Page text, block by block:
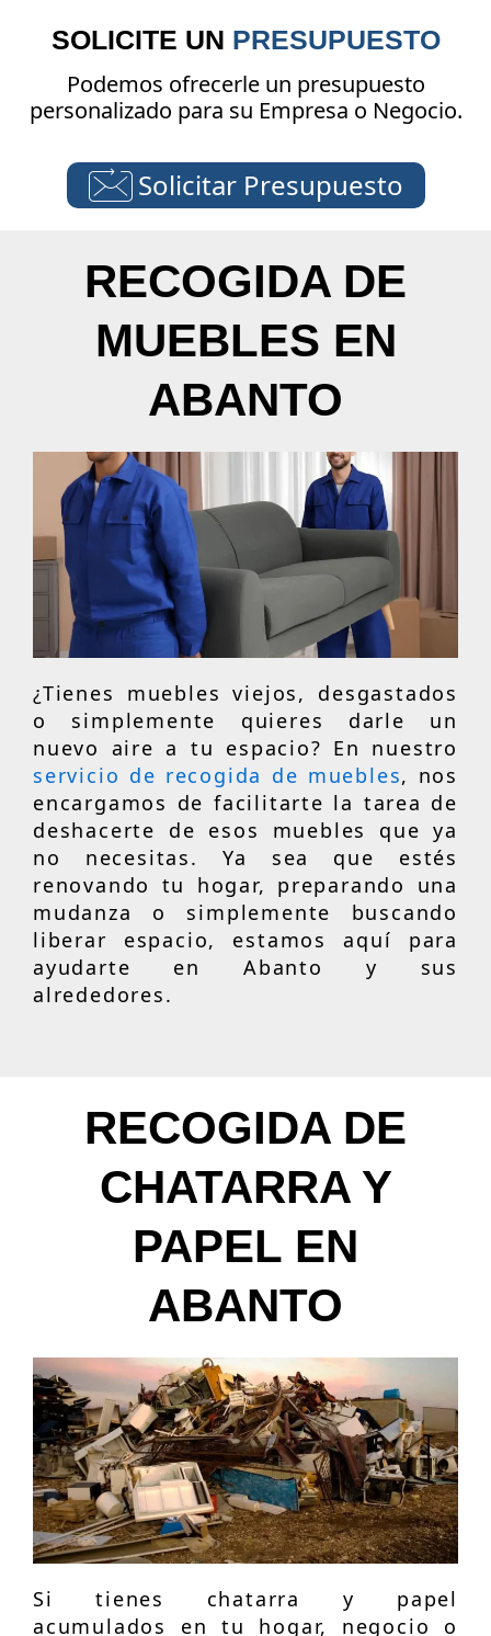
SOLICITE UN PRESUPUESTO
Podemos ofrecerle un presupuesto
personalizado para su Empresa o Negocio.
Solicitar Presupuesto
RECOGIDA DE
MUEBLES EN
ABANTO
¿Tienes muebles viejos, desgastados
o simplemente quieres darle un
nuevo aire a tu espacio? En nuestro
servicio de recogida de muebles, nos
encargamos de facilitarte la tarea de
deshacerte de esos muebles que ya
no necesitas. Ya sea que estés
renovando tu hogar, preparando una
mudanza o simplemente buscando
liberar espacio, estamos aquí para
ayudarte en Abanto y sus
alrededores.
RECOGIDA DE
CHATARRA Y
PAPEL EN
ABANTO
Si tienes chatarra y papel
acumulados en tu hogar, negocio o